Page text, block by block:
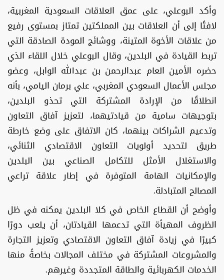
وأكد البوعلي، على عمق العلاقات السعودية المغربية،
لافتًا إلى أن العلاقات بين المملكتين تمتاز بمستوى رفيع
من علاقات الأخوة المتينة، ووشائج المودة الصادقة التي
تربط القيادة في البلدين، وقال البوعلي خلال اللقاء الذي
حضره الأمين العام عبدالرحمن بن عبدالله الوابل، وعضو
مجلس الأعمال السعودي المغربي، علي برمان اليامي، بأنه
انطلاقًا من الإرادة المشتركة التي تحذو البلدين،
بتوجيهات سامية من قيادتيهما، لتعزيز آفاق التعاون
وتدعيم الشراكات بينهما، كان الاتفاق على وضع خارطة
طريق لتحديد أولويات التعاون الاقتصادي الثنائي،
والاستغلال الأمثل للتكامل الصناعي بين البلدين
والإمكانيات الهامة المتوفرة في إطار علاقة تراعي
المصالح المتبادلة.
وأوضح أن القطاع الخاص في كلا البلدين يمكنه في ظل
الظروف المهيأة التي تدعمها القيادتان، أن يلعب دورًا
كبيرًا في زيادة آفاق التعاون الاقتصادي وتعزيز التجارة
والمشروعات المشتركة في مختلف المجالات بخاصةً منها
الخدمات الكهربائية والطاقة المتجددة وغيرهم.